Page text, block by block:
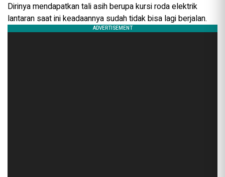
Dirinya mendapatkan tali asih berupa kursi roda elektrik
lantaran saat ini keadaannya sudah tidak bisa lagi berjalan.